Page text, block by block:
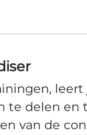
te delen en
van de